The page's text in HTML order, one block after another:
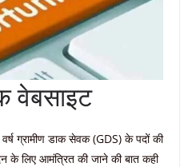
वेबसाइट
ग्रामीण डाक सेवक (GDS) के पदों की
के लिए आमंत्रित की जाने की बात कही